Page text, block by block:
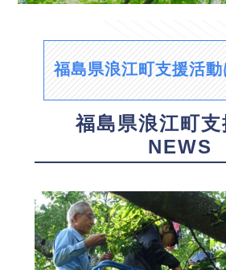
福島県浪江町支援活
福島県浪江町支
NEWS